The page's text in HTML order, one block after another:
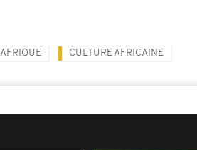
AFRIQUE CULTURE AFRICAINE